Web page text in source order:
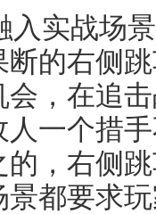
入实战场
断的右侧
，在追
一个措
，右侧
都要求